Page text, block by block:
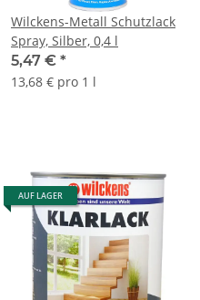
Wilckens-Metall Schutzlack
Spray, Silber, 0,4 l
5,47 € *
13,68 € pro 1 l
AUF LAGER